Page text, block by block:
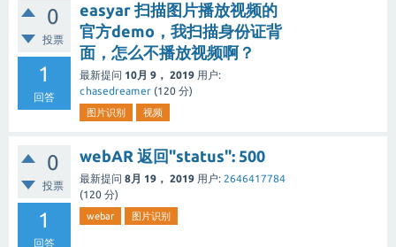
0
投票
1
回答
easyar 扫描图片播放视频的
官方demo，我扫描身份证背
面，怎么不播放视频啊？
最新提问 10月 9， 2019 用户:
chasedreamer (120 分)
图片识别 视频
0
投票
1
回答
webAR 返回"status": 500
最新提问 8月 19， 2019 用户: 2646417784
(120 分)
webar 图片识别